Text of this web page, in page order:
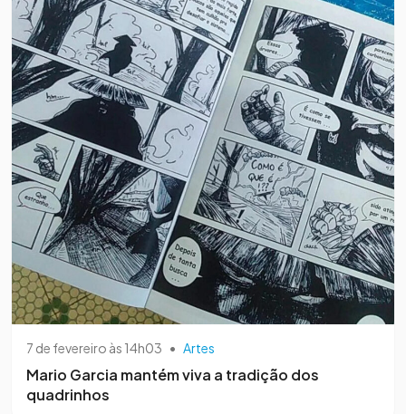
7 de fevereiro às 14h03 • Artes
Mario Garcia mantém viva a tradição dos
quadrinhos